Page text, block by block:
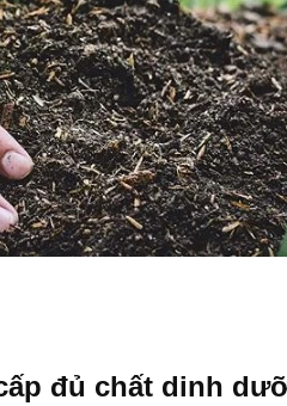
đủ chất dinh